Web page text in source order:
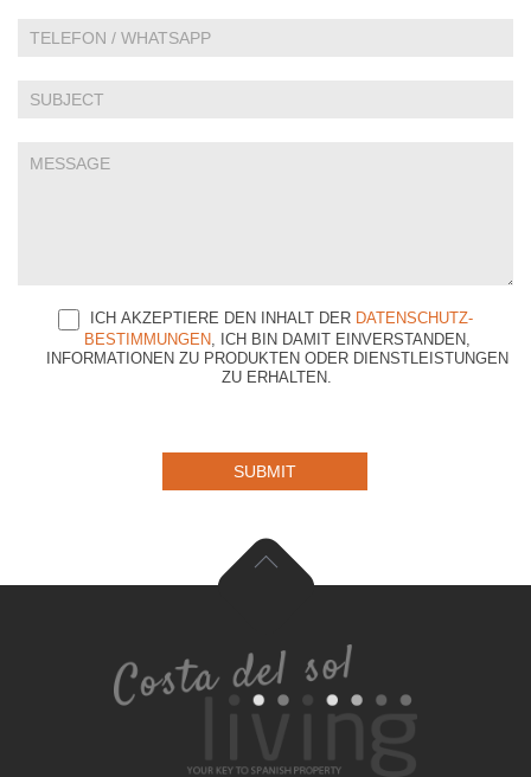
ICH AKZEPTIERE DEN INHALT DER DATENSCHUTZ-
BESTIMMUNGEN , ICH BIN DAMIT EINVERSTANDEN,
INFORMATIONEN ZU PRODUKTEN ODER DIENSTLEISTUNGEN
ZU ERHALTEN.
dieses
SUBMIT